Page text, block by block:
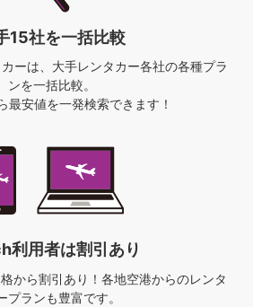
15社を一括比較
ーは、 大手レンタカー各社の各種プラ
ンを一括比較。
最安値を一発検索できます！
利用者は割引あり
から割引あり！各地空港からのレンタ
プランも豊富です。